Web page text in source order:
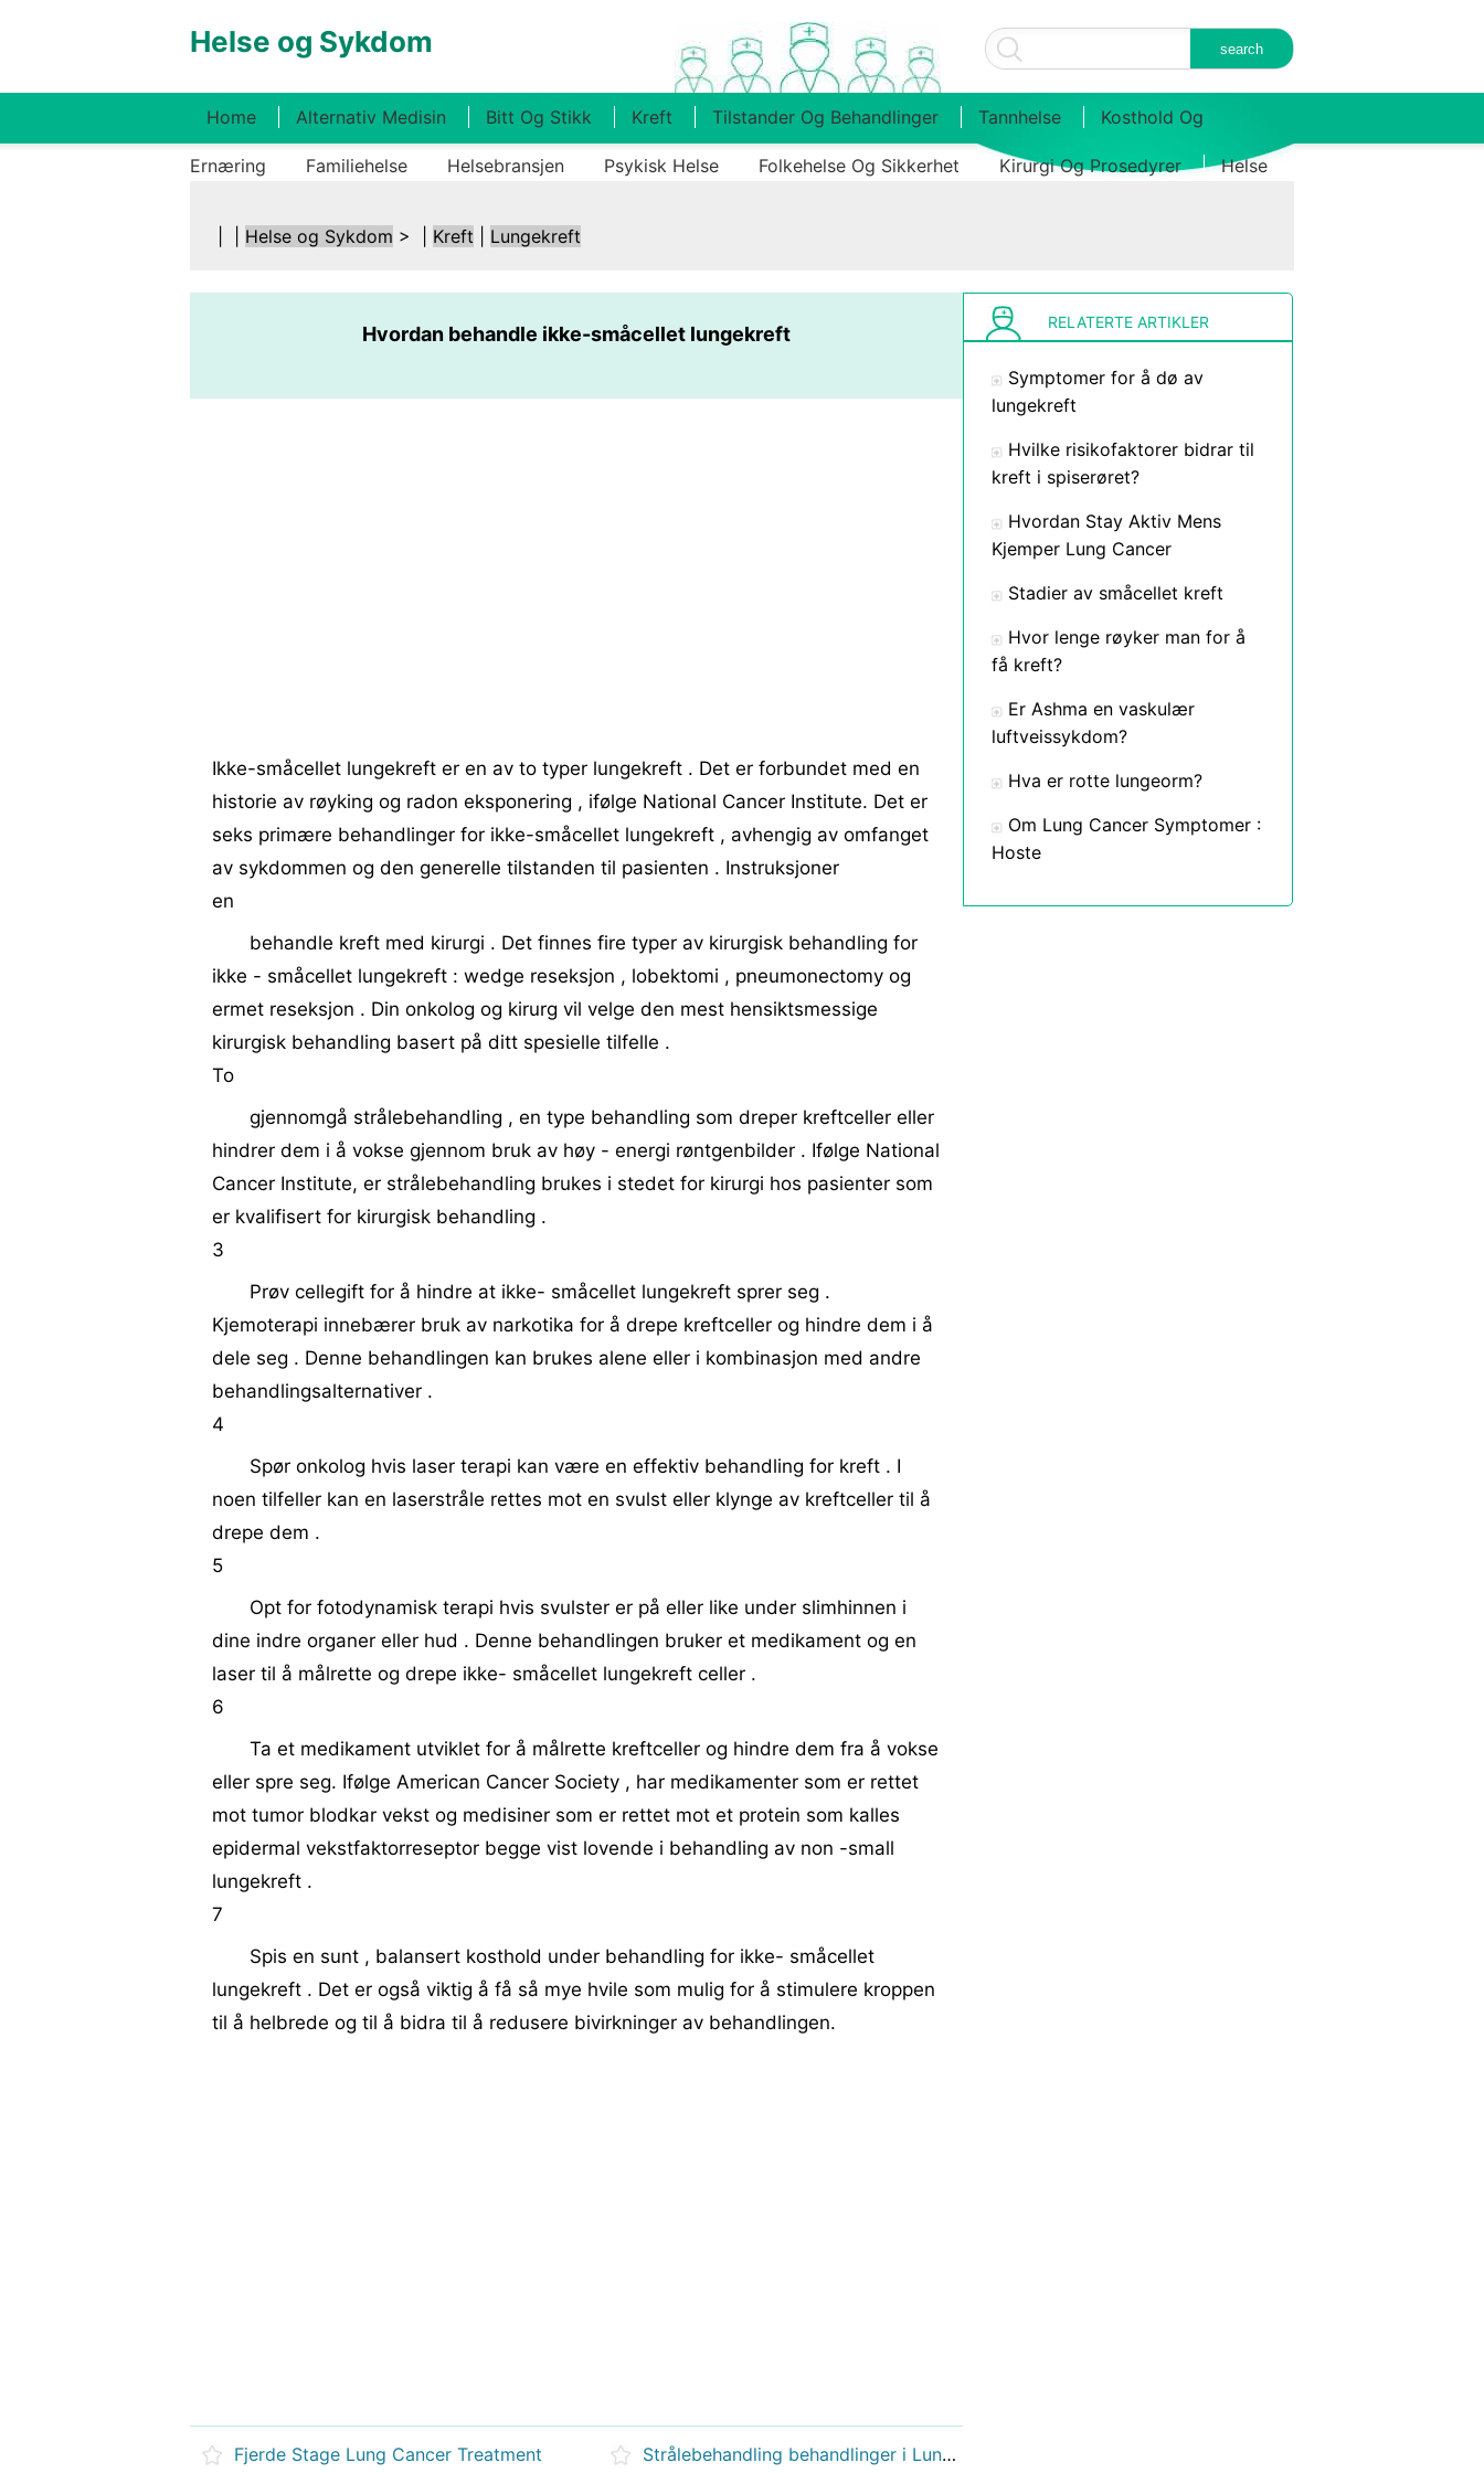
Helse og Sykdom
Home Alternativ Medisin Bitt Og Stikk Kreft Tilstander Og Behandlinger Tannhelse Kosthold Og
Ernæring Familiehelse Helsebransjen Psykisk Helse Folkehelse Og Sikkerhet Kirurgi Og Prosedyrer Helse
Helse og Sykdom > | Kreft Lungekreft
Hvordan behandle ikke-småcellet lungekreft
Ikke-småcellet lungekreft er en av to typer lungekreft . Det er forbundet med en
historie av røyking og radon eksponering , ifølge National Cancer Institute. Det er
seks primære behandlinger for ikke-småcellet lungekreft , avhengig av omfanget
av sykdommen og den generelle tilstanden til pasienten . Instruksjoner
en
behandle kreft med kirurgi . Det finnes fire typer av kirurgisk behandling for
ikke - småcellet lungekreft : wedge reseksjon , lobektomi , pneumonectomy og
ermet reseksjon . Din onkolog og kirurg vil velge den mest hensiktsmessige
kirurgisk behandling basert på ditt spesielle tilfelle .
To
gjennomgå strålebehandling , en type behandling som dreper kreftceller eller
hindrer dem i å vokse gjennom bruk av høy - energi røntgenbilder . Ifølge National
Cancer Institute, er strålebehandling brukes i stedet for kirurgi hos pasienter som
er kvalifisert for kirurgisk behandling .
3
Prøv cellegift for å hindre at ikke- småcellet lungekreft sprer seg .
Kjemoterapi innebærer bruk av narkotika for å drepe kreftceller og hindre dem i å
dele seg . Denne behandlingen kan brukes alene eller i kombinasjon med andre
behandlingsalternativer .
4
Spør onkolog hvis laser terapi kan være en effektiv behandling for kreft . I
noen tilfeller kan en laserstråle rettes mot en svulst eller klynge av kreftceller til å
drepe dem .
5
Opt for fotodynamisk terapi hvis svulster er på eller like under slimhinnen i
dine indre organer eller hud . Denne behandlingen bruker et medikament og en
laser til å målrette og drepe ikke- småcellet lungekreft celler .
6
Ta et medikament utviklet for å målrette kreftceller og hindre dem fra å vokse
eller spre seg. Ifølge American Cancer Society , har medikamenter som er rettet
mot tumor blodkar vekst og medisiner som er rettet mot et protein som kalles
epidermal vekstfaktorreseptor begge vist lovende i behandling av non -small
lungekreft .
7
Spis en sunt , balansert kosthold under behandling for ikke- småcellet
lungekreft . Det er også viktig å få så mye hvile som mulig for å stimulere kroppen
til å helbrede og til å bidra til å redusere bivirkninger av behandlingen.
Fjerde Stage Lung Cancer Treatment Strålebehandling behandlinger i Lung Cancer
RELATERTE ARTIKLER
Symptomer for å dø av
lungekreft
Hvilke risikofaktorer bidrar til
kreft i spiserøret?
Hvordan Stay Aktiv Mens
Kjemper Lung Cancer
Stadier av småcellet kreft
Hvor lenge røyker man for å
få kreft?
Er Ashma en vaskulær
luftveissykdom?
Hva er rotte lungeorm?
Om Lung Cancer Symptomer :
Hoste